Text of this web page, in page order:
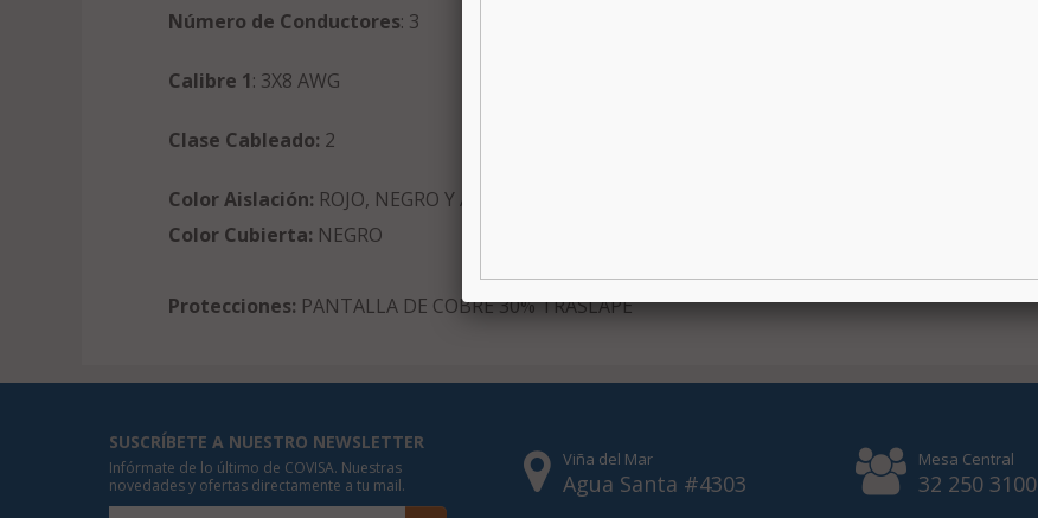
Número de Conductores: 3
Calibre 1: 3X8 AWG
Clase Cableado: 2
Color Aislación: ROJO, NEGRO Y AZUL
Color Cubierta: NEGRO
Protecciones: PANTALLA DE COBRE 30% TRASLAPE
SUSCRÍBETE A NUESTRO NEWSLETTER
Infórmate de lo último de COVISA. Nuestras
novedades y ofertas directamente a tu mail.
Viña del Mar
Agua Santa #4303
Mesa Central
32 250 3100